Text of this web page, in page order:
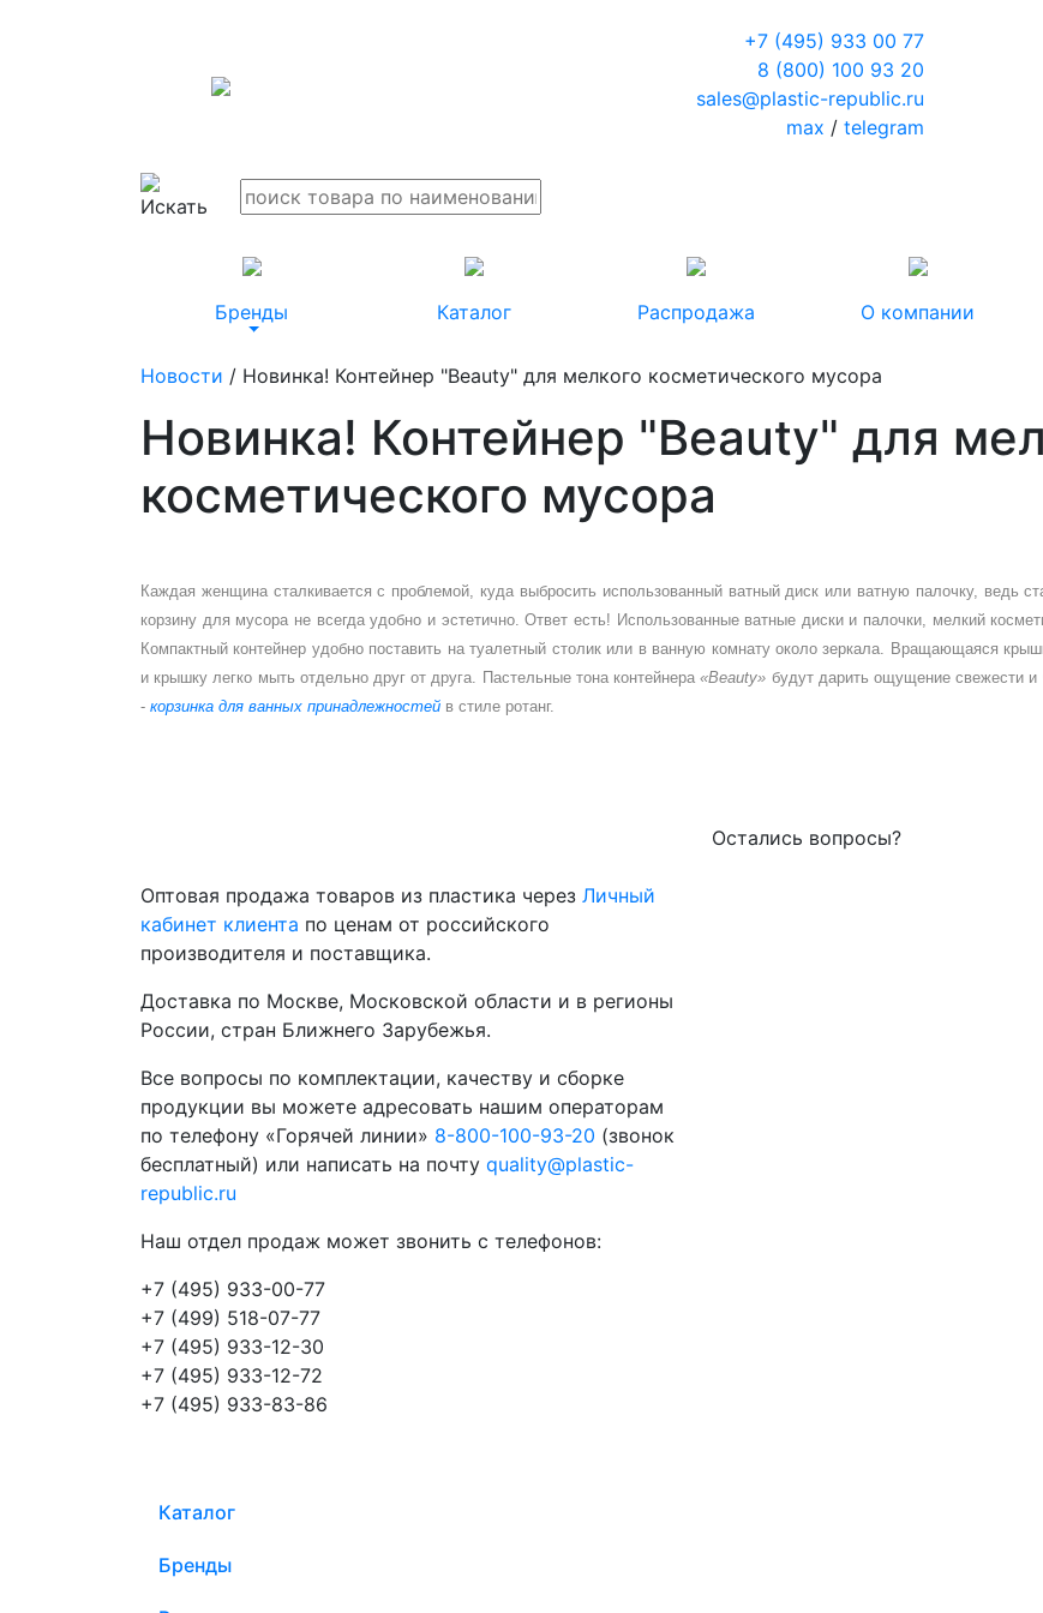
+7 (495) 933 00 77
8 (800) 100 93 20
sales@plastic-republic.ru
max / telegram
Бренды Каталог Распродажа О компании
Новости / Новинка! Контейнер "Beauty" для мелкого косметического мусора
Новинка! Контейнер "Beauty" для
косметического мусора
Каждая женщина сталкивается с проблемой, куда выбросить использованный ватный диск или ватную палочку, ведь
корзину для мусора не всегда удобно и эстетично. Ответ есть! Использованные ватные диски и палочки, мелкий
Компактный контейнер удобно поставить на туалетный столик или в ванную комнату около зеркала. Вращающаяся
и крышку легко мыть отдельно друг от друга. Пастельные тона контейнера«Beauty» будут дарить ощущение свежести и
- корзинка для ванных принадлежностей в стиле ротанг.
Остались вопросы?
Оптовая продажа товаров из пластика через Личный
кабинет клиента по ценам от российского
производителя и поставщика.
Доставка по Москве, Московской области и в регионы
России, стран Ближнего Зарубежья.
Все вопросы по комплектации, качеству и сборке
продукции вы можете адресовать нашим операторам
по телефону «Горячей линии» 8-800-100-93-20 (звонок
бесплатный) или написать на почту quality@plastic-
republic.ru
Наш отдел продаж может звонить с телефонов:
+7 (495) 933-00-77
+7 (499) 518-07-77
+7 (495) 933-12-30
+7 (495) 933-12-72
+7 (495) 933-83-86
Каталог
Бренды